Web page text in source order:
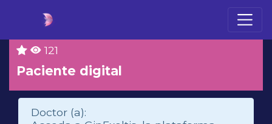
121
Paciente digital
Doctor (a):